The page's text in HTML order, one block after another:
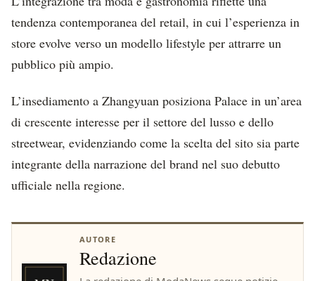
tendenza contemporanea del retail, in cui l’esperienza in
store evolve verso un modello lifestyle per attrarre un
pubblico più ampio.
L’insediamento a Zhangyuan posiziona Palace in un’area
di crescente interesse per il settore del lusso e dello
streetwear, evidenziando come la scelta del sito sia parte
integrante della narrazione del brand nel suo debutto
ufficiale nella regione.
AUTORE
Redazione